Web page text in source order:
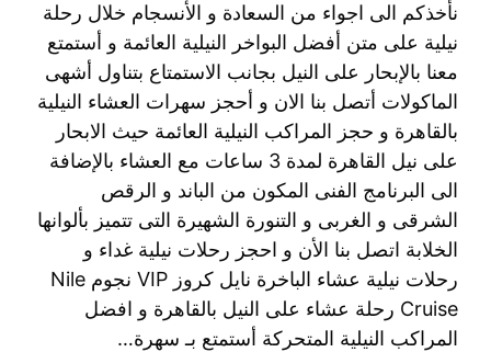
نأخذكم الى اجواء من السعادة و الأنسجام خلال رحلة
نيلية على متن أفضل البواخر النيلية العائمة و أستمتع
معنا بالإبحار على النيل بجانب الاستمتاع بتناول أشهى
الماكولات أتصل بنا الان و أحجز سهرات العشاء النيلية
بالقاهرة و حجز المراكب النيلية العائمة حيث الابحار
على نيل القاهرة لمدة 3 ساعات مع العشاء بالإضافة
الى البرنامج الفنى المكون من الباند و الرقص
الشرقى و الغربى و التنورة الشهيرة التى تتميز بألوانها
الخلابة اتصل بنا الأن و احجز رحلات نيلية غداء و
رحلات نيلية عشاء الباخرة نايل كروز VIP نجوم Nile
Cruise رحلة عشاء على النيل بالقاهرة و افضل
المراكب النيلية المتحركة أستمتع بـ سهرة…